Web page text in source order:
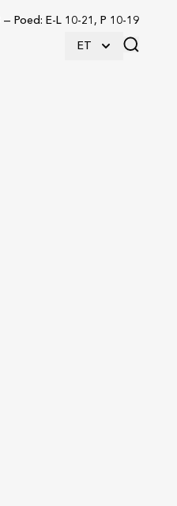
— Poed: E-L 10-21, P 10-19
ET